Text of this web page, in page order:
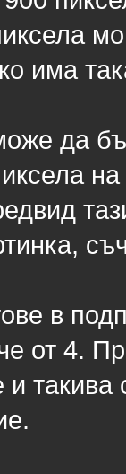
има
да
в
от 4.